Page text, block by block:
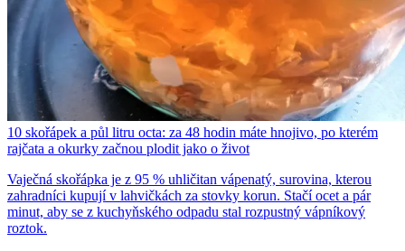
10 skořápek a půl litru octa: za 48 hodin máte hnojivo, po kterém
rajčata a okurky začnou plodit jako o život
Vaječná skořápka je z 95 % uhličitan vápenatý, surovina, kterou
zahradníci kupují v lahvičkách za stovky korun. Stačí ocet a pár
minut, aby se z kuchyňského odpadu stal rozpustný vápníkový
roztok.